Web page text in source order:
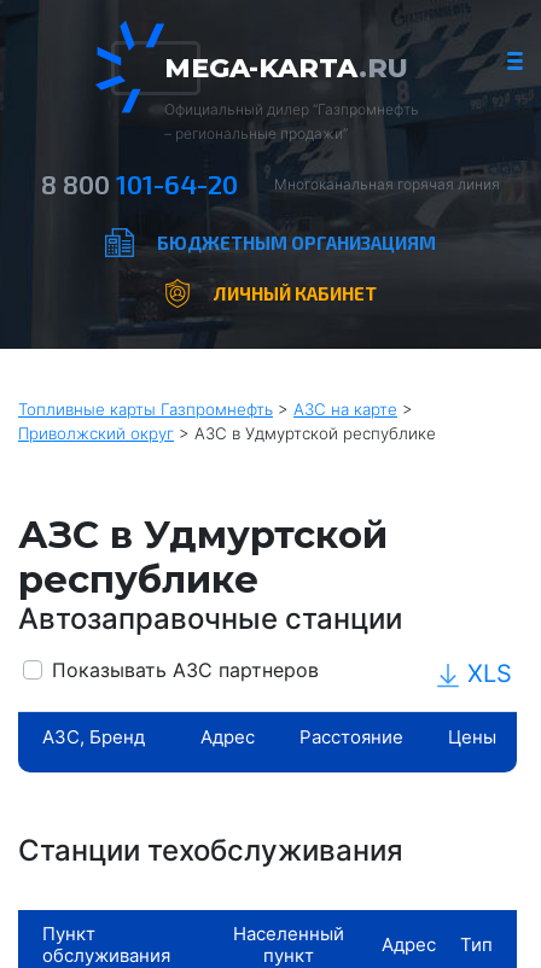
MEGA-KARTA.RU
Официальный дилер “Газпромнефть
– региональные продажи”
8 800 101-64-20 Многоканальная горячая линия
БЮДЖЕТНЫМ ОРГАНИЗАЦИЯМ
ЛИЧНЫЙ КАБИНЕТ
Топливные карты Газпромнефть > АЗС на карте >
Приволжский округ > АЗС в Удмуртской республике
АЗС в Удмуртской
республике
Автозаправочные станции
Показывать АЗС партнеров XLS
АЗС, Бренд Адрес Расстояние Цены
Станции техобслуживания
Пункт
обслуживания
Населенный
пункт
Адрес Тип